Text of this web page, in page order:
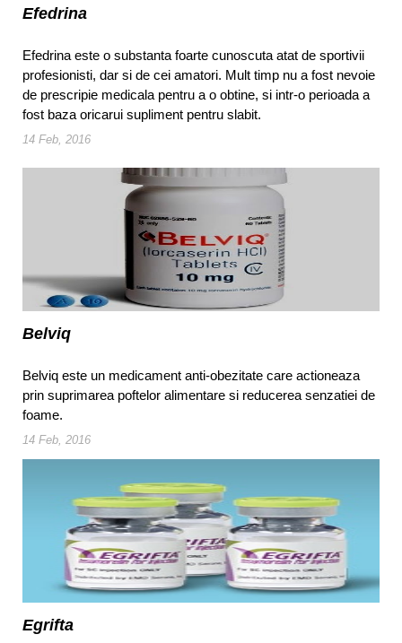
Efedrina
Efedrina este o substanta foarte cunoscuta atat de sportivii
profesionisti, dar si de cei amatori. Mult timp nu a fost nevoie
de prescripie medicala pentru a o obtine, si intr-o perioada a
fost baza oricarui supliment pentru slabit.
14 Feb, 2016
Belviq
Belviq este un medicament anti-obezitate care actioneaza
prin suprimarea poftelor alimentare si reducerea senzatiei de
foame.
14 Feb, 2016
Egrifta